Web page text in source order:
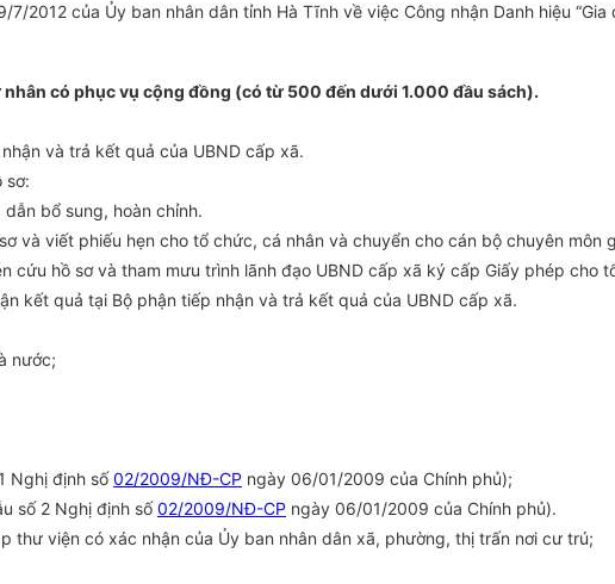
7/2012 của Ủy ban nhân dân tỉnh Hà Tĩnh về việc Công nhận Danh hiệu “Gia
có phục vụ cộng đồng (có từ 500 đến dưới 1.000 đầu sách).
và trả kết quả của UBND cấp xã.
sơ:
bổ sung, hoàn chỉnh.
và viết phiếu hẹn cho tổ chức, cá nhân và chuyển cho cán bộ chuyên môn
cứu hồ sơ và tham mưu trình lãnh đạo UBND cấp xã ký cấp Giấy phép cho
kết quả tại Bộ phận tiếp nhận và trả kết quả của UBND cấp xã.
nước;
Nghị định số02/2009/NĐ-CP ngày 06/01/2009 của Chính phủ);
số 2 Nghị định số02/2009/NĐ-CP ngày 06/01/2009 của Chính phủ).
thư viện có xác nhận của Ủy ban nhân dân xã, phường, thị trấn nơi cư trú;